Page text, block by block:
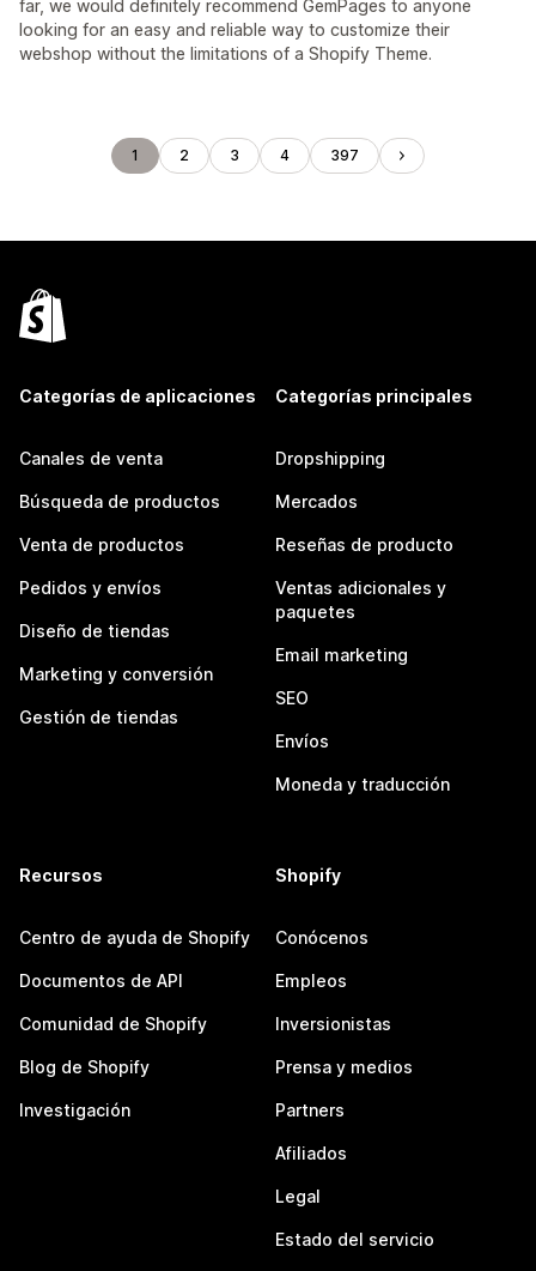
far, we would definitely recommend GemPages to anyone
looking for an easy and reliable way to customize their
webshop without the limitations of a Shopify Theme.
1 2 3 4 397
Categorías de aplicaciones
Canales de venta
Búsqueda de productos
Venta de productos
Pedidos y envíos
Diseño de tiendas
Marketing y conversión
Gestión de tiendas
Categorías principales
Dropshipping
Mercados
Reseñas de producto
Ventas adicionales y
paquetes
Email marketing
SEO
Envíos
Moneda y traducción
Recursos
Centro de ayuda de Shopify
Documentos de API
Comunidad de Shopify
Blog de Shopify
Investigación
Shopify
Conócenos
Empleos
Inversionistas
Prensa y medios
Partners
Afiliados
Legal
Estado del servicio